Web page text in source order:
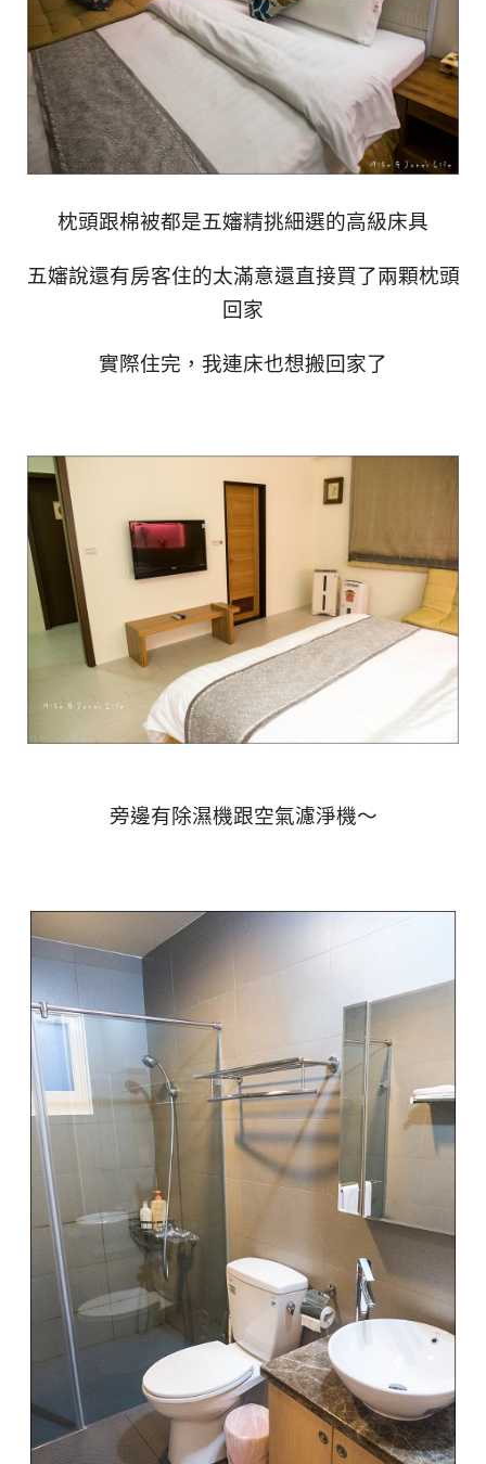
枕頭跟棉被都是五嬸精挑細選的高級床具
五嬸說還有房客住的太滿意還直接買了兩顆枕頭
回家
實際住完，我連床也想搬回家了
旁邊有除濕機跟空氣濾淨機～